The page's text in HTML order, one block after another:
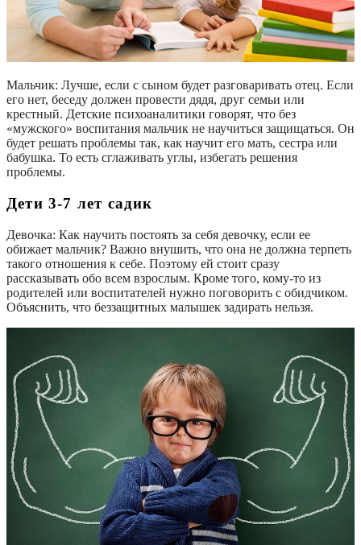
Мальчик: Лучше, если с сыном будет разговаривать отец. Если
его нет, беседу должен провести дядя, друг семьи или
крестный. Детские психоаналитики говорят, что без
«мужского» воспитания мальчик не научиться защищаться. Он
будет решать проблемы так, как научит его мать, сестра или
бабушка. То есть сглаживать углы, избегать решения
проблемы.
Дети 3-7 лет садик
Девочка: Как научить постоять за себя девочку, если ее
обижает мальчик? Важно внушить, что она не должна терпеть
такого отношения к себе. Поэтому ей стоит сразу
рассказывать обо всем взрослым. Кроме того, кому-то из
родителей или воспитателей нужно поговорить с обидчиком.
Объяснить, что беззащитных малышек задирать нельзя.